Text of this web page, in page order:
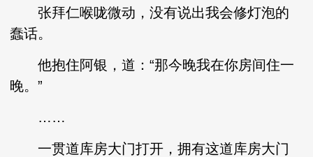
张拜仁喉咙微动，没有说出我会修灯泡的
蠢话。
他抱住阿银，道：“那今晚我在你房间住一
晚。”
……
一贯道库房大门打开，拥有这道库房大门